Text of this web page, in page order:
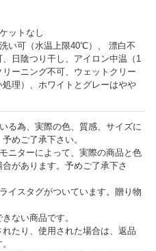
ットなし
い可（水温上限40℃）、 漂白不
日陰つり干し、アイロン中温（1
ーニング不可、ウェットクリー
理）、ホワイトとグレーはやや
る為、実際の色、質感、サイズに
めご了承下さい。
ニターによって、実際の商品と色
があります。予めご了承下さ
イスタグがついています。贈り物
ない商品です。
たり、使用された場合は、返品